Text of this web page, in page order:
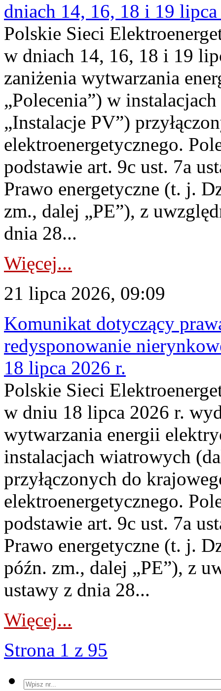
dniach 14, 16, 18 i 19
Polskie Sieci
w dniach 14, 16, 18 i 19
zaniżenia wytwarzania
„Polecenia”) w
„Instalacje PV”)
elektroenergetycznego.
podstawie art. 9c ust. 7a
Prawo energetyczne (t. j.
zm., dalej „PE”), z
dnia 28...
Więcej...
21 lipca 2026, 09:09
Komunikat dotyczący
redysponowanie
18 lipca 2026 r.
Polskie Sieci
w dniu 18 lipca 2026 r.
wytwarzania energii
instalacjach wiatrowych
przyłączonych do
elektroenergetycznego.
podstawie art. 9c ust. 7a
Prawo energetyczne (t. j.
późn. zm., dalej „PE”), z
ustawy z dnia 28...
Więcej...
Strona 1 z 95